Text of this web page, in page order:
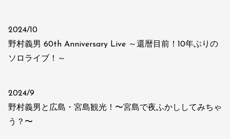
2024/10
野村義男 60th Anniversary Live ～還暦目前！10年ぶりの
ソロライブ！～
2024/9
野村義男と広島・宮島観光！〜宮島で夜ふかししてみちゃ
う？〜